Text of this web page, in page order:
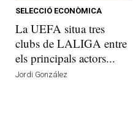
SELECCIÓ ECONÒMICA
La UEFA situa tres
clubs de LALIGA entre
els principals actors...
Jordi González